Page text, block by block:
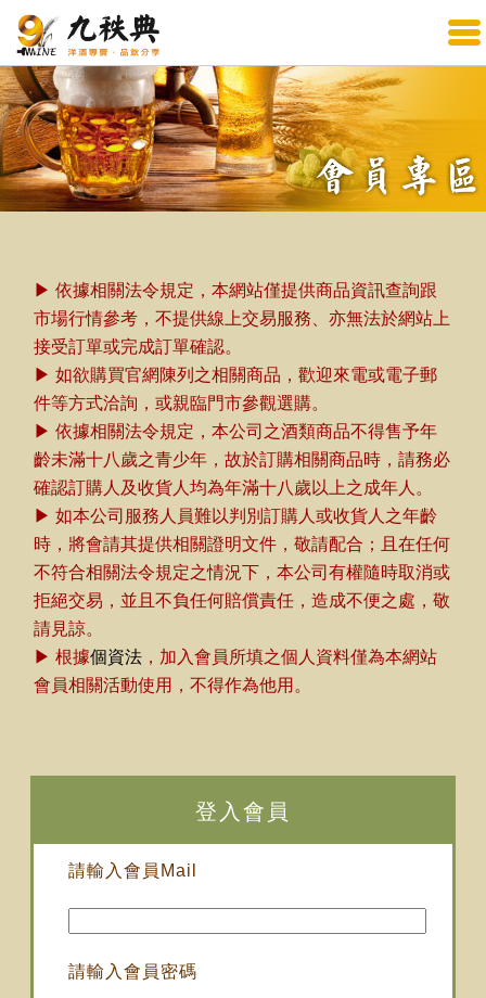
▶ 依據相關法令規定，本網站僅提供商品資訊查詢跟
市場行情參考，不提供線上交易服務、亦無法於網站上
接受訂單或完成訂單確認。
▶ 如欲購買官網陳列之相關商品，歡迎來電或電子郵
件等方式洽詢，或親臨門市參觀選購。
▶ 依據相關法令規定，本公司之酒類商品不得售予年
齡未滿十八歲之青少年，故於訂購相關商品時，請務必
確認訂購人及收貨人均為年滿十八歲以上之成年人。
▶ 如本公司服務人員難以判別訂購人或收貨人之年齡
時，將會請其提供相關證明文件，敬請配合；且在任何
不符合相關法令規定之情況下，本公司有權隨時取消或
拒絕交易，並且不負任何賠償責任，造成不便之處，敬
請見諒。
▶ 根據個資法 ，加入會員所填之個人資料僅為本網站
會員相關活動使用，不得作為他用。
登入會員
請輸入會員Mail
請輸入會員密碼